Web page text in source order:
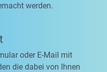
werden.
oder E-Mail mit
die dabei von Ihnen